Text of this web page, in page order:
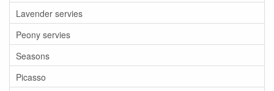
Lavender servies
Peony servies
Seasons
Picasso